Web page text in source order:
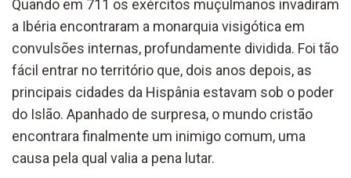
Quando em 711 os exércitos muçulmanos invadiram
a Ibéria encontraram a monarquia visigótica em
convulsões internas, profundamente dividida. Foi tão
fácil entrar no território que, dois anos depois, as
principais cidades da Hispânia estavam sob o poder
do Islão. Apanhado de surpresa, o mundo cristão
encontrara finalmente um inimigo comum, uma
causa pela qual valia a pena lutar.